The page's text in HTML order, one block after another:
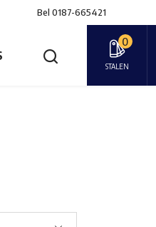
Bel 0187-665421
0
STALEN